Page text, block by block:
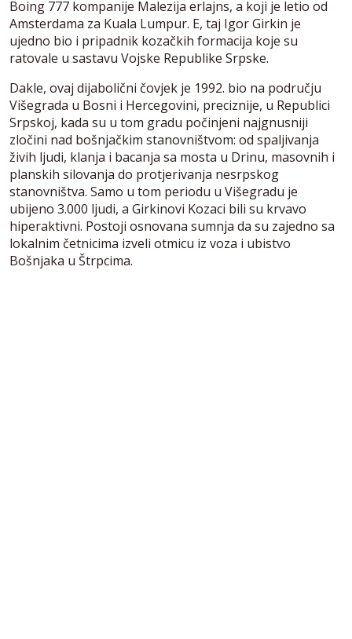
Boing 777 kompanije Malezija erlajns, a koji je letio od
Amsterdama za Kuala Lumpur. E, taj Igor Girkin je
ujedno bio i pripadnik kozačkih formacija koje su
ratovale u sastavu Vojske Republike Srpske.
Dakle, ovaj dijabolični čovjek je 1992. bio na području
Višegrada u Bosni i Hercegovini, preciznije, u Republici
Srpskoj, kada su u tom gradu počinjeni najgnusniji
zločini nad bošnjačkim stanovništvom: od spaljivanja
živih ljudi, klanja i bacanja sa mosta u Drinu, masovnih i
planskih silovanja do protjerivanja nesrpskog
stanovništva. Samo u tom periodu u Višegradu je
ubijeno 3.000 ljudi, a Girkinovi Kozaci bili su krvavo
hiperaktivni. Postoji osnovana sumnja da su zajedno sa
lokalnim četnicima izveli otmicu iz voza i ubistvo
Bošnjaka u Štrpcima.